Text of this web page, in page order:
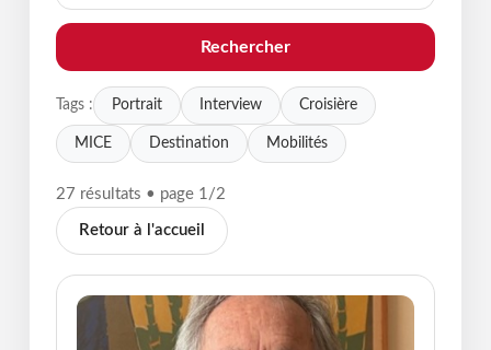
Rechercher
Tags : Portrait Interview Croisière
MICE Destination Mobilités
27 résultats • page 1/2
Retour à l'accueil